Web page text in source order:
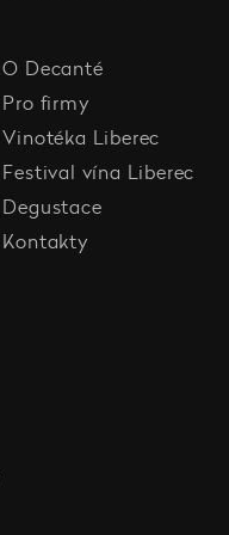
O Decanté
Pro firmy
Vinotéka Liberec
Festival vína Liberec
Degustace
Kontakty